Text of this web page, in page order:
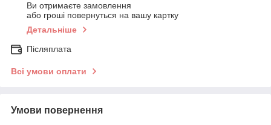
Ви отримаєте замовлення
або гроші повернуться на вашу картку
Детальніше
Післяплата
Всі умови оплати
Умови повернення